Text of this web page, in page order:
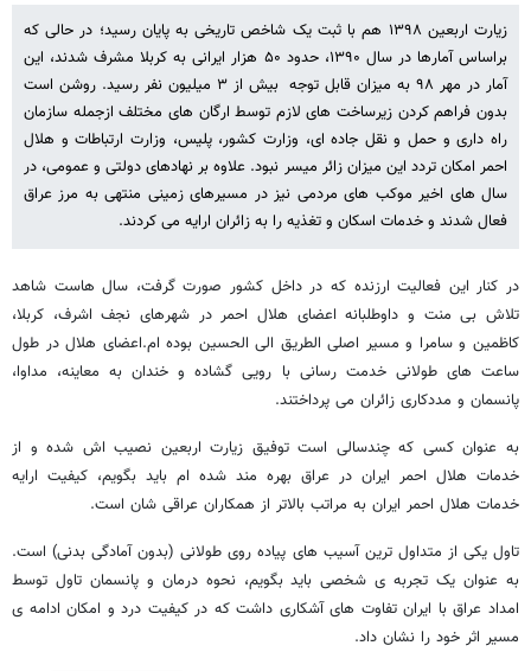
زیارت اربعین ۱۳۹۸ هم با ثبت یک شاخص تاریخی به پایان رسید؛ در حالی که
براساس آمارها در سال ۱۳۹۰، حدود ۵۰ هزار ایرانی به کربلا مشرف شدند، این
آمار در مهر ۹۸ به میزان قابل توجه بیش از ۳ میلیون نفر رسید. روشن است
بدون فراهم کردن زیرساخت های لازم توسط ارگان های مختلف ازجمله سازمان
راه داری و حمل و نقل جاده ای، وزارت کشور، پلیس، وزارت ارتباطات و هلال
احمر امکان تردد این میزان زائر میسر نبود. علاوه بر نهادهای دولتی و عمومی، در
سال های اخیر موکب های مردمی نیز در مسیرهای زمینی منتهی به مرز عراق
فعال شدند و خدمات اسکان و تغذیه را به زائران ارایه می کردند.
در کنار این فعالیت ارزنده که در داخل کشور صورت گرفت، سال هاست شاهد
تلاش بی منت و داوطلبانه اعضای هلال احمر در شهرهای نجف اشرف، کربلا،
کاظمین و سامرا و مسیر اصلی الطریق الی الحسین بوده ام.اعضای هلال در طول
ساعت های طولانی خدمت رسانی با رویی گشاده و خندان به معاینه، مداوا،
پانسمان و مددکاری زائران می پرداختند.
به عنوان کسی که چندسالی است توفیق زیارت اربعین نصیب اش شده و از
خدمات هلال احمر ایران در عراق بهره مند شده ام باید بگویم، کیفیت ارایه
خدمات هلال احمر ایران به مراتب بالاتر از همکاران عراقی شان است.
تاول یکی از متداول ترین آسیب های پیاده روی طولانی (بدون آمادگی بدنی) است.
به عنوان یک تجربه ی شخصی باید بگویم، نحوه درمان و پانسمان تاول توسط
امداد عراق با ایران تفاوت های آشکاری داشت که در کیفیت درد و امکان ادامه ی
مسیر اثر خود را نشان داد.